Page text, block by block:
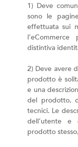
1) Deve
sono le
effettuata sui
distintiva
2) Deve avere
prodotto è
e una
del prodotto,
tecnici. Le
dell’utente e
prodotto